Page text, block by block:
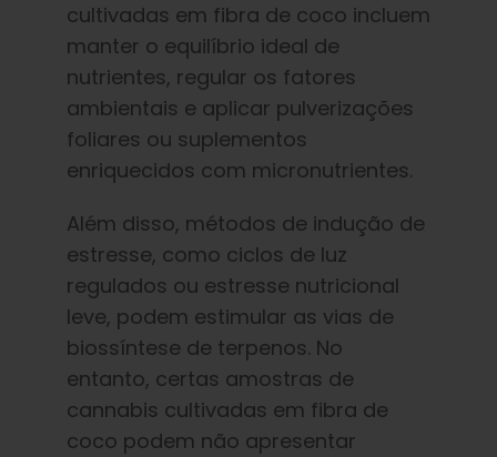
cultivadas em fibra de coco incluem
manter o equilíbrio ideal de
nutrientes, regular os fatores
ambientais e aplicar pulverizações
foliares ou suplementos
enriquecidos com micronutrientes.
Além disso, métodos de indução de
estresse, como ciclos de luz
regulados ou estresse nutricional
leve, podem estimular as vias de
biossíntese de terpenos. No
entanto, certas amostras de
cannabis cultivadas em fibra de
coco podem não apresentar